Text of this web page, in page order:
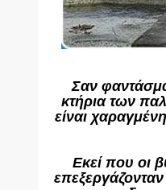
Σαν
κτήρια των
είναι
Εκεί που οι